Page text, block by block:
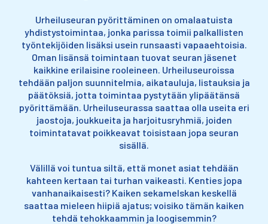
Urheiluseuran pyörittäminen on omalaatuista
yhdistystoimintaa, jonka parissa toimii palkallisten
työntekijöiden lisäksi usein runsaasti vapaaehtoisia.
Oman lisänsä toimintaan tuovat seuran jäsenet
kaikkine erilaisine rooleineen. Urheiluseuroissa
tehdään paljon suunnitelmia, aikatauluja, listauksia ja
päätöksiä, jotta toimintaa pystytään ylipäätänsä
pyörittämään. Urheiluseurassa saattaa olla useita eri
jaostoja, joukkueita ja harjoitusryhmiä, joiden
toimintatavat poikkeavat toisistaan jopa seuran
sisällä.
Välillä voi tuntua siltä, että monet asiat tehdään
kahteen kertaan tai turhan vaikeasti. Kenties jopa
vanhanaikaisesti? Kaiken sekamelskan keskellä
saattaa mieleen hiipiä ajatus; voisiko tämän kaiken
tehdä tehokkaammin ja loogisemmin?